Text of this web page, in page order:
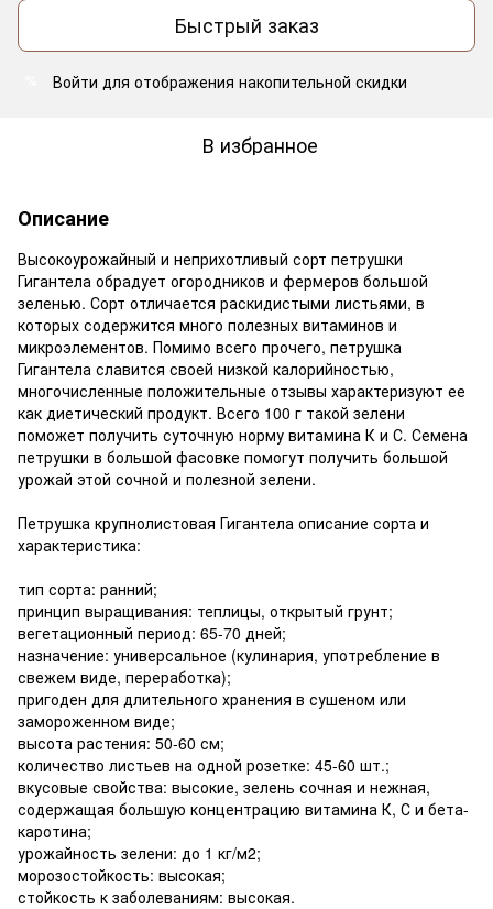
Быстрый заказ
Войти для отображения накопительной скидки
В избранное
Описание
Высокоурожайный и неприхотливый сорт петрушки
Гигантела обрадует огородников и фермеров большой
зеленью. Сорт отличается раскидистыми листьями, в
которых содержится много полезных витаминов и
микроэлементов. Помимо всего прочего, петрушка
Гигантела славится своей низкой калорийностью,
многочисленные положительные отзывы характеризуют ее
как диетический продукт. Всего 100 г такой зелени
поможет получить суточную норму витамина К и С. Семена
петрушки в большой фасовке помогут получить большой
урожай этой сочной и полезной зелени.
Петрушка крупнолистовая Гигантела описание сорта и
характеристика:
тип сорта: ранний;
принцип выращивания: теплицы, открытый грунт;
вегетационный период: 65-70 дней;
назначение: универсальное (кулинария, употребление в
свежем виде, переработка);
пригоден для длительного хранения в сушеном или
замороженном виде;
высота растения: 50-60 см;
количество листьев на одной розетке: 45-60 шт.;
вкусовые свойства: высокие, зелень сочная и нежная,
содержащая большую концентрацию витамина К, С и бета-
каротина;
урожайность зелени: до 1 кг/м2;
морозостойкость: высокая;
стойкость к заболеваниям: высокая.